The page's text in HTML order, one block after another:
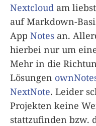
Nextcloud am
auf Markdown-
App Notes an.
hierbei nur um
Mehr in die
Lösungen
NextNote. Leider
Projekten keine
stattzufinden bzw.